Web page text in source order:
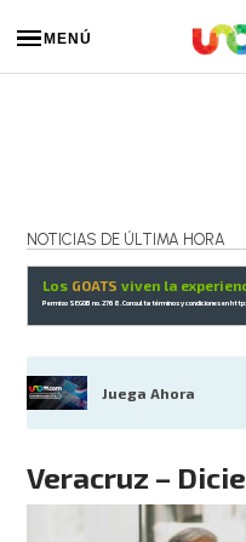
MENÚ
NOTICIAS DE ÚLTIMA HORA
Los GOATS viven la
Permiso SEGOB no. 2768. Consulta términos y condiciones en
Juega Ahora
Veracruz –